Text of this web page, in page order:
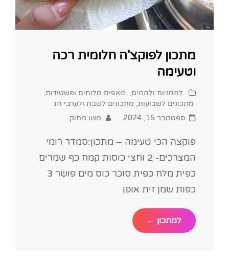
מתכון לפוקצ'ה חלומית רכה
וטעימה
Cat
Links
לחמניות ולחמים, מאפים מלוחים ופשטידות,
מתכונים לשבועות, מתכונים לשבת ולערבי חג
Posted
ספטמבר 15, 2024 משו מתוק
פוקצה הכי טעימה – מתכון:סמדר רומי
המצרכים- 2 וחצי כוסות קמח כף שמרים
כפית מלח כפית סוכר כוס מים פושר 3
כפות שמן זית אופן
למתכון ← מתכון
לפוקצ'ה